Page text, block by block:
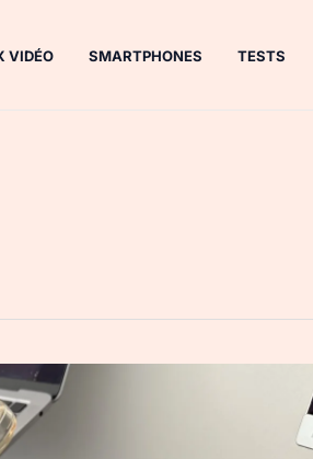
VIDÉO SMARTPHONES TESTS